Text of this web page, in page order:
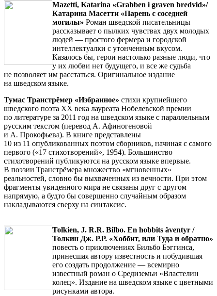
Mazetti, Katarina «Grabben i graven bredvid»/
Катарина Масетти «Парень с соседней
могилы» Роман шведской писательницы
рассказывает о пылких чувствах двух молодых
людей — простого фермера и городской
интеллектуалки с утонченным вкусом.
Казалось бы, герои настолько разные люди, что
у их любви нет будущего, и все же судьба
не позволяет им расстаться. Оригинальное издание
на шведском языке.
Тумас Транстрёмер «Избранное» стихи крупнейшего
шведского поэта ХХ века лауреата Нобелевской премии
по литературе за 2011 год на шведском языке с параллельным
русским текстом (перевод А. Афиногеновой
и А. Прокофьева). В книге представлены
10 из 11 опубликованных поэтом сборников, начиная с самого
первого («17 стихотворений», 1954). Большинство
стихотворений публикуются на русском языке впервые.
В поэзии Транстрёмера множество «мгновенных»
реальностей, словно бы выхваченных из вечности. При этом
фрагменты увиденного мира не связаны друг с другом
напрямую, а будто бы совершенно случайным образом
накладываются сверху на синтаксис.
Tolkien, J. R.R. Bilbo. En hobbits äventyr /
Толкин Дж. Р.Р. «Хоббит, или Туда и обратно»
повесть о приключениях Бильбо Бэггинса,
принесшая автору известность и побудившая
его создать продолжение — всемирно
известный роман о Средиземьи «Властелин
колец». Издание на шведском языке с цветными
рисунками автора.